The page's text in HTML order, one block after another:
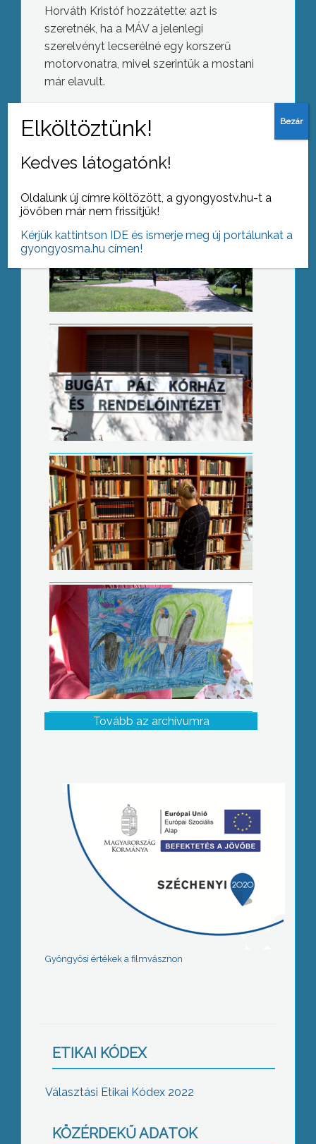
Horváth Kristóf hozzátette: azt is
szeretnék, ha a MÁV a jelenlegi
szerelvényt lecserélné egy korszerű
motorvonatra, mivel szerintük a mostani
már elavult.
AZ AKTUÁLIS NAPI HÍREI
Fizetős lesz a múzeumkert
Új látogatási rend a kórházban
Újra megnyitott a városi könyvtár
Erdőfürdő rajzpályázat
Tovább az archívumra
Gyöngyösi értékek a filmvásznon
ETIKAI KÓDEX
Választási Etikai Kódex 2022
KÖZÉRDEKŰ ADATOK
Kedves látogatónk!
Oldalunk új címre költözött, a gyongyostv.hu-t a
jövőben már nem frissítjük!
Kérjük kattintson IDE és ismerje meg új portálunkat a
gyongyosma.hu címen!